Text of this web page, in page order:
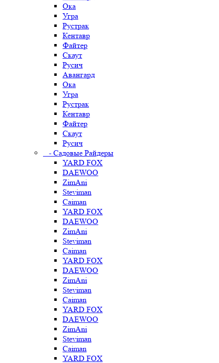
Ока
Угра
Рустрак
Кентавр
Файтер
Скаут
Русич
Авангард
Ока
Угра
Рустрак
Кентавр
Файтер
Скаут
Русич
- Садовые Райдеры
YARD FOX
DAEWOO
ZimAni
Steviman
Caiman
YARD FOX
DAEWOO
ZimAni
Steviman
Caiman
YARD FOX
DAEWOO
ZimAni
Steviman
Caiman
YARD FOX
DAEWOO
ZimAni
Steviman
Caiman
YARD FOX